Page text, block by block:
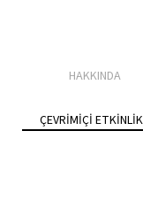
HAKKINDA
ÇEVRİMİÇİ